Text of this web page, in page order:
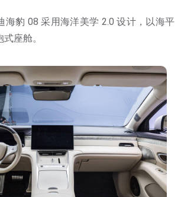
海豹 08 采用海洋美学 2.0 设计，以海平
座舱。